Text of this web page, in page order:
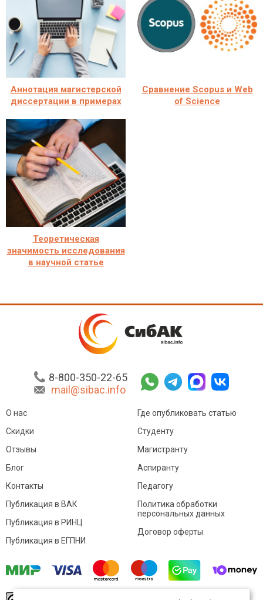
Аннотация магистерской
диссертации в примерах
Сравнение Scopus и Web
of Science
Теоретическая
значимость исследования
в научной статье
8-800-350-22-65
mail@sibac.info
О нас
Скидки
Отзывы
Блог
Контакты
Где опубликовать статью
Студенту
Магистранту
Аспиранту
Педагогу
Публикация в ВАК
Публикация в РИНЦ
Публикация в ЕГПНИ
Политика обработки
персональных данных
Договор оферты